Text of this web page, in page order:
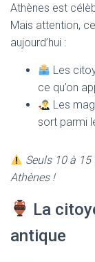
Athènes est
Mais attention,
aujourd’hui :
Les
ce qu’on
Les
sort parmi
Seuls 10 à
Athènes !
La
antique